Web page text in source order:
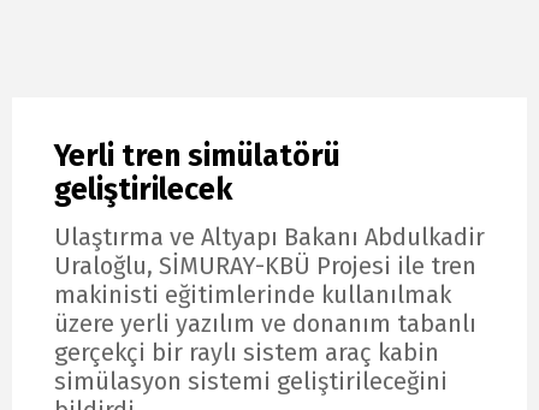
Yerli tren simülatörü
geliştirilecek
Ulaştırma ve Altyapı Bakanı Abdulkadir
Uraloğlu, SİMURAY-KBÜ Projesi ile tren
makinisti eğitimlerinde kullanılmak
üzere yerli yazılım ve donanım tabanlı
gerçekçi bir raylı sistem araç kabin
simülasyon sistemi geliştirileceğini